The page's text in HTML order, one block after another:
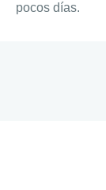
pocos días.